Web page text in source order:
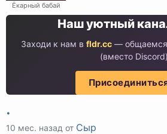
Ёкарный бабай
Наш уютный
Заходи к нам в fldr.cc —
(вместо Discord)
.
10 мес. назад от Сыр